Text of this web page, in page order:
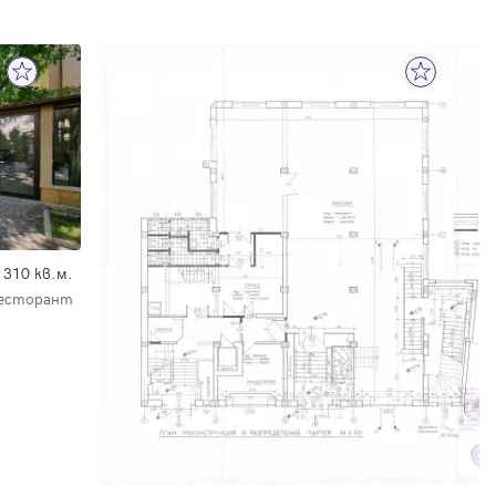
310 кв.м.